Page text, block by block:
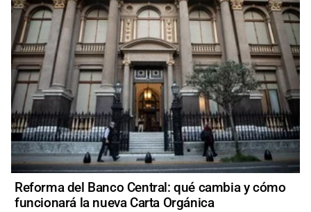
Reforma del Banco Central: qué cambia y cómo
funcionará la nueva Carta Orgánica